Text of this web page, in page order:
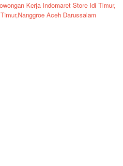
Kerja Indomaret Store Idi Timur,
Aceh Darussalam